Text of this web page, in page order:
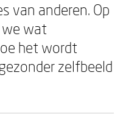
van anderen. Op
we wat
het wordt
zelfbeeld